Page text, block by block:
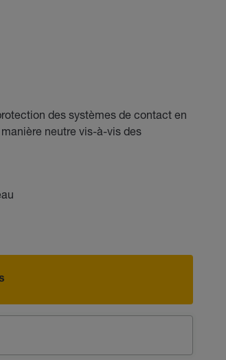
des systèmes de contact en
neutre vis-à-vis des